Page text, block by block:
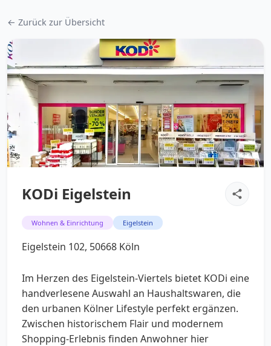
← Zurück zur Übersicht
KODi Eigelstein
Wohnen & Einrichtung Eigelstein
Eigelstein 102, 50668 Köln
Im Herzen des Eigelstein-Viertels bietet KODi eine
handverlesene Auswahl an Haushaltswaren, die
den urbanen Kölner Lifestyle perfekt ergänzen.
Zwischen historischem Flair und modernem
Shopping-Erlebnis finden Anwohner hier